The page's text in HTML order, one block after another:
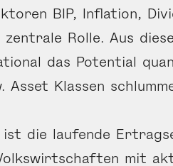
BIP, Inflation,
Rolle. Aus
das Potential
Asset Klassen
die laufende
mit